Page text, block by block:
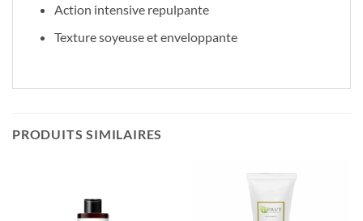
Action intensive repulpante
Texture soyeuse et enveloppante
PRODUITS SIMILAIRES